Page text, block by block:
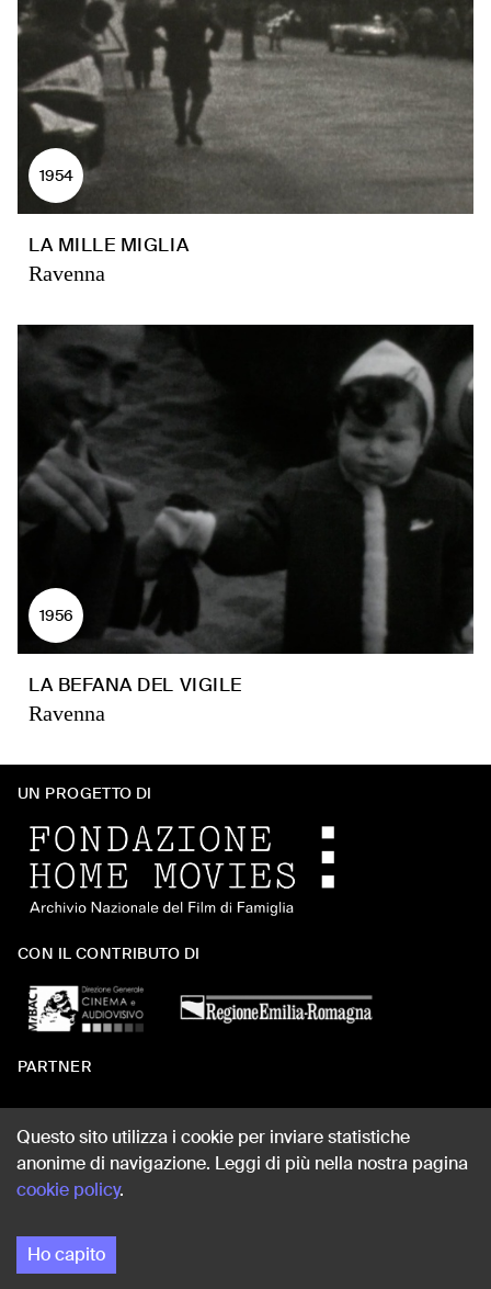
1954
LA MILLE MIGLIA
Ravenna
1956
LA BEFANA DEL VIGILE
Ravenna
UN PROGETTO DI
CON IL CONTRIBUTO DI
PARTNER
WEB DESIGN
Questo sito utilizza i cookie per inviare statistiche
anonime di navigazione. Leggi di più nella nostra pagina
cookie policy.
Ho capito